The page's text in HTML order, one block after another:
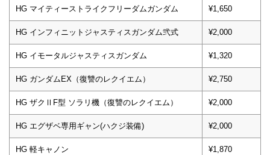
HG マイティーストライクフリーダムガンダム ¥1,650
HG インフィニットジャスティスガンダム弐式 ¥2,000
HG イモータルジャスティスガンダム ¥1,320
HG ガンダムEX（復讐のレクイエム） ¥2,750
HG ザクⅡF型 ソラリ機（復讐のレクイエム） ¥2,000
HG エグザベ専用ギャン(ハクジ装備) ¥2,000
HG 軽キャノン ¥1,870